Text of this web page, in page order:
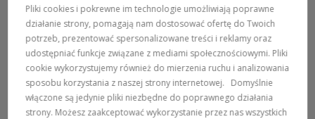
MARKI
POPULARNE KATEGORIE
DOSTAWA:
Pliki cookies i pokrewne im technologie umożliwiają poprawne
działanie strony, pomagają nam dostosować ofertę do Twoich
potrzeb, prezentować spersonalizowane treści i reklamy oraz
udostępniać funkcje związane z mediami społecznościowymi. Pliki
cookie wykorzystujemy również do mierzenia ruchu i analizowania
sposobu korzystania z naszej strony internetowej. Domyślnie
włączone są jedynie pliki niezbędne do poprawnego działania
strony. Możesz zaakceptować wykorzystanie przez nas wszystkich